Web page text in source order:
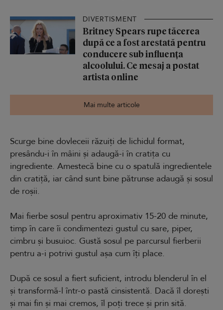
DIVERTISMENT
Britney Spears rupe tăcerea
după ce a fost arestată pentru
conducere sub influența
alcoolului. Ce mesaj a postat
artista online
Mai multe articole
Scurge bine dovleceii răzuiți de lichidul format,
presându-i în mâini și adaugă-i în cratița cu
ingrediente. Amestecă bine cu o spatulă ingredientele
din cratiță, iar când sunt bine pătrunse adaugă și sosul
de roșii.
Mai fierbe sosul pentru aproximativ 15-20 de minute,
timp în care îi condimentezi gustul cu sare, piper,
cimbru și busuioc. Gustă sosul pe parcursul fierberii
pentru a-i potrivi gustul așa cum îți place.
După ce sosul a fiert suficient, introdu blenderul în el
și transformă-l într-o pastă cinsistentă. Dacă îl dorești
și mai fin și mai cremos, îl poți trece și prin sită.